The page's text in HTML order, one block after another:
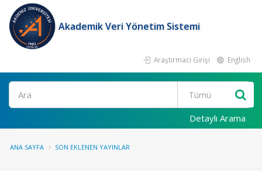
Akademik Veri Yönetim Sistemi
Araştırmacı Girişi English
Ara
Detaylı Arama
ANA SAYFA SON EKLENEN YAYINLAR